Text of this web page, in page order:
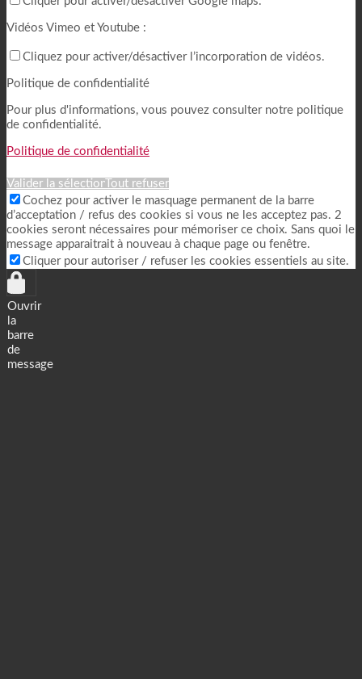
Vidéos Vimeo et Youtube :
Cliquez pour activer/désactiver l’incorporation de vidéos.
Politique de confidentialité
Pour plus d'informations, vous pouvez consulter notre politique
de confidentialité.
Politique de confidentialité
Valider la sélection Tout refuser
Cochez pour activer le masquage permanent de la barre
d’acceptation / refus des cookies si vous ne les acceptez pas. 2
cookies seront nécessaires pour mémoriser ce choix. Sans quoi le
message apparaitrait à nouveau à chaque page ou fenêtre.
Cliquer pour autoriser / refuser les cookies essentiels au site.
Ouvrir
la
barre
de
message